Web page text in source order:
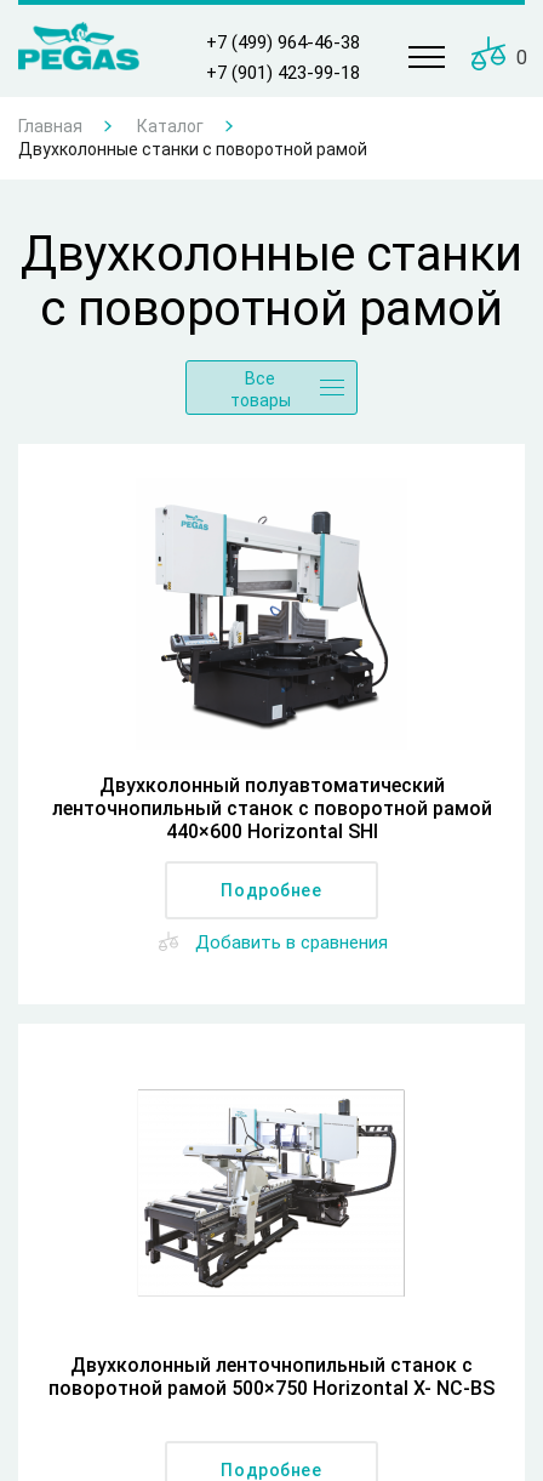
0
+7 (499) 964-46-38
+7 (901) 423-99-18
Главная
Каталог
Двухколонные станки с поворотной рамой
Двухколонные станки
с поворотной рамой
Все
товары
Двухколонный полуавтоматический
ленточнопильный станок с поворотной рамой
440×600 Horizontal SHI
Подробнее
Добавить в сравнения
Двухколонный ленточнопильный станок с
поворотной рамой 500×750 Horizontal X- NC-BS
Подробнее